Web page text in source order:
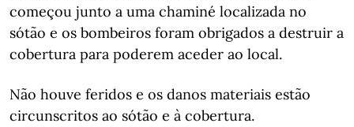
começou junto a uma chaminé localizada no
sótão e os bombeiros foram obrigados a destruir a
cobertura para poderem aceder ao local.
Não houve feridos e os danos materiais estão
circunscritos ao sótão e à cobertura.